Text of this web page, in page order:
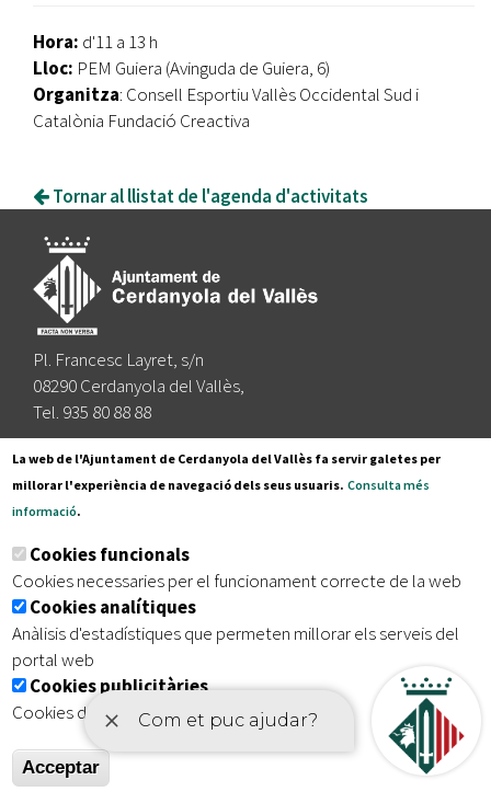
Hora: d'11 a 13 h
Lloc: PEM Guiera (Avinguda de Guiera, 6)
Organitza: Consell Esportiu Vallès Occidental Sud i
Catalònia Fundació Creactiva
Tornar al llistat de l'agenda d'activitats
Pl. Francesc Layret, s/n
08290 Cerdanyola del Vallès,
Tel. 935 80 88 88
Segueix-nos a:
Subscriu-te al nostre butlletí
Inici | Avís legal | Protecció de dades
| Accessibilitat
La web de l'Ajuntament de Cerdanyola del Vallès fa servir galetes per
millorar l'experiència de navegació dels seus usuaris. Consulta més
informació.
Cookies funcionals
Cookies necessaries per el funcionament correcte de la web
Cookies analítiques
Anàlisis d'estadístiques que permeten millorar els serveis del
portal web
Cookies publicitàries
Cookies de tercers amb finalitat publicitària
Acceptar